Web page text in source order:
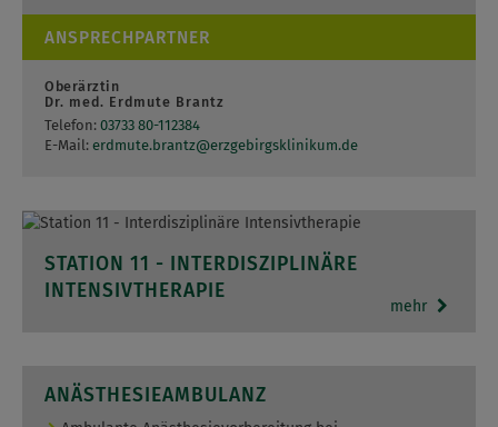
angewendet werden. Ein entsprechender…
ANSPRECHPARTNER
Oberärztin
Dr. med. Erdmute Brantz
Telefon: 03733 80-112384
E-Mail: erdmute.brantz@erzgebirgsklinikum.de
STATION 11 - INTERDISZIPLINÄRE
INTENSIVTHERAPIE
Leistungsspektrum
ANSPRECHPARTNER / KONTAKTE DER
mehr
ANÄSTHESIEAMBULANZ